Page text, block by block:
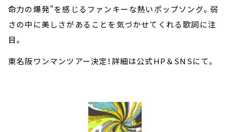
命力の爆発”を感じるファンキーな熱いポップソング。弱
さの中に美しさがあることを気づかせてくれる歌詞に注
目。
東名阪ワンマンツアー決定！詳細は公式HP＆SNSにて。